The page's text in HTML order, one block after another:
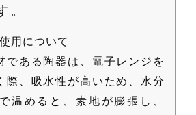
。
用について
である陶器は、電子レンジを
際、吸水性が高いため、水分
温めると、素地が膨張し、